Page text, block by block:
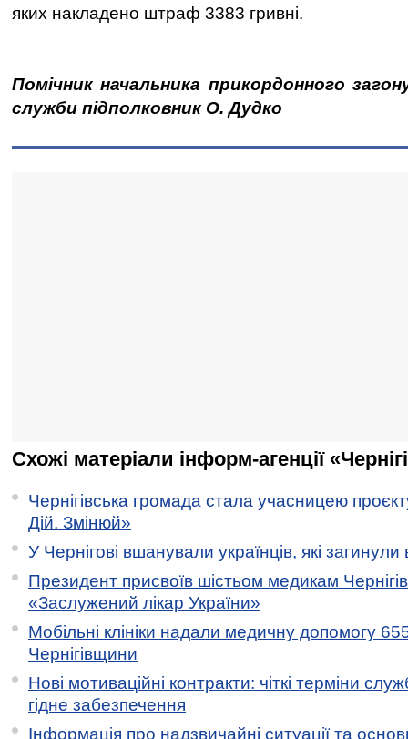
яких накладено штраф 3383 гривні.
Помічник начальника прикордонного
служби підполковник О. Дудко
Схожі матеріали інформ-агенції
Чернігівська громада стала учасницею
Дій. Змінюй»
У Чернігові вшанували українців, які загинули
Президент присвоїв шістьом медикам
«Заслужений лікар України»
Мобільні клініки надали медичну допомогу
Чернігівщини
Нові мотиваційні контракти: чіткі терміни
гідне забезпечення
Інформація про надзвичайні ситуації та